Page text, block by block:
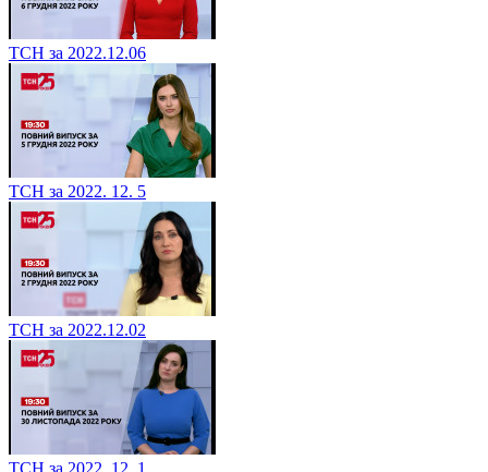
ТСН за 2022.12.06
ТСН за 2022. 12. 5
ТСН за 2022.12.02
ТСН за 2022. 12. 1